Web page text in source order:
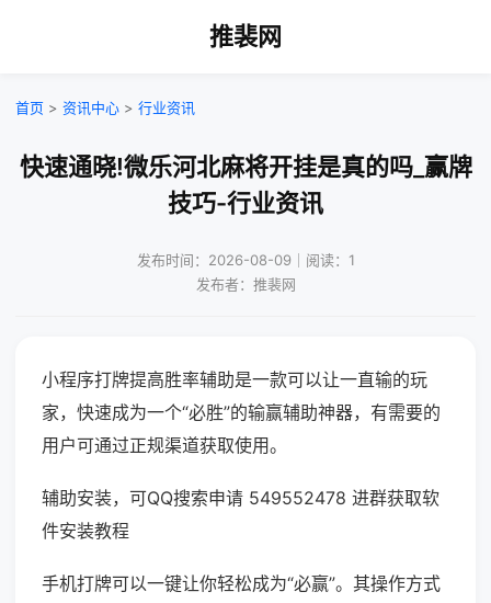
推裴网
首页 > 资讯中心 > 行业资讯
快速通晓!微乐河北麻将开挂是真的吗_赢牌
技巧-行业资讯
发布时间：2026-08-09｜阅读：1
发布者：推裴网
小程序打牌提高胜率辅助是一款可以让一直输的玩
家，快速成为一个“必胜”的输赢辅助神器，有需要的
用户可通过正规渠道获取使用。
辅助安装，可QQ搜索申请 549552478 进群获取软
件安装教程
手机打牌可以一键让你轻松成为“必赢”。其操作方式